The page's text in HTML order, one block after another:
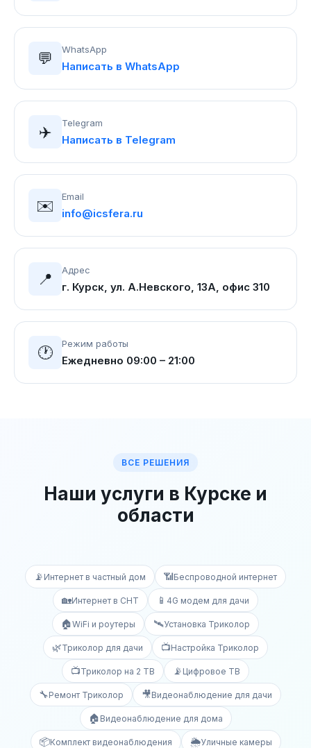
💬 WhatsApp
Написать в WhatsApp
✈️ Telegram
Написать в Telegram
✉️ Email
info@icsfera.ru
📍 Адрес
г. Курск, ул. А.Невского, 13А, офис 310
🕐 Режим работы
Ежедневно 09:00 – 21:00
ВСЕ РЕШЕНИЯ
Наши услуги в Курске и
области
📡 Интернет в частный дом 📶Беспроводной интернет
🏡Интернет в СНТ 📱 4G модем для дачи
🏠WiFi и роутеры 🛰️Установка Триколор
🌿Триколор для дачи 📺Настройка Триколор
📺Триколор на 2 ТВ 📡 Цифровое ТВ
🔧Ремонт Триколор 🎥Видеонаблюдение для дачи
🏠 Видеонаблюдение для дома
📦Комплект видеонаблюдения 🌦️Уличные камеры